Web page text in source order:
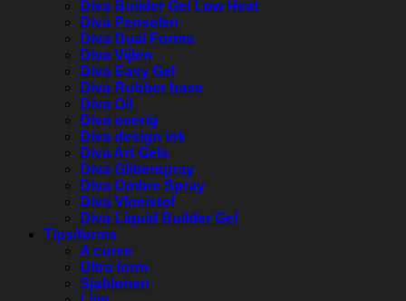
Diva Builder Gel Low Heat
Diva Penselen
Diva Dual Forms
Diva Vijlen
Diva Easy Gel
Diva Rubber base
Diva Oil
Diva overig
Diva design ink
Diva Art Gels
Diva Glitterspray
Diva Ombre Spray
Diva Vloeistof
Diva Liquid Builder Gel
Tips/forms
A curve
Ultra form
Sjablonen